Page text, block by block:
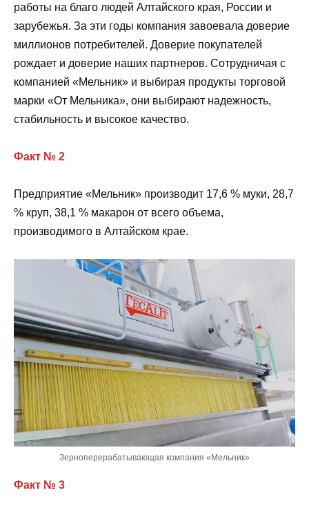
работы на благо людей Алтайского края, России и
зарубежья. За эти годы компания завоевала доверие
миллионов потребителей. Доверие покупателей
рождает и доверие наших партнеров. Сотрудничая с
компанией «Мельник» и выбирая продукты торговой
марки «От Мельника», они выбирают надежность,
стабильность и высокое качество.
Факт № 2
Предприятие «Мельник» производит 17,6 % муки, 28,7
% круп, 38,1 % макарон от всего объема,
производимого в Алтайском крае.
Зерноперерабатывающая компания «Мельник»
Факт № 3